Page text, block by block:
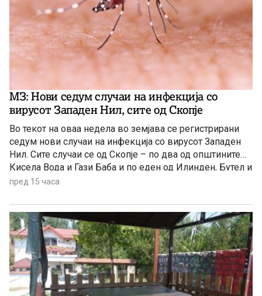
МЗ: Нови седум случаи на инфекција со
вирусот Западен Нил, сите од Скопје
Во текот на оваа недела во земјава се регистрирани
седум нови случаи на инфекција со вирусот Западен
Нил. Сите случаи се од Скопје – по два од општините
Кисела Вода и Гази Баба и по еден од Илинден, Бутел и
Аеродром. Новозаболените лица се на возраст од 60
попладнево од Министерството за здравство.
пред 15 часа